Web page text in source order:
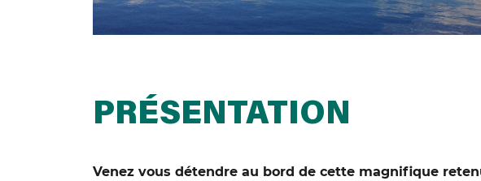
PRÉSENTATION
Venez vous détendre au bord de cette magnifique